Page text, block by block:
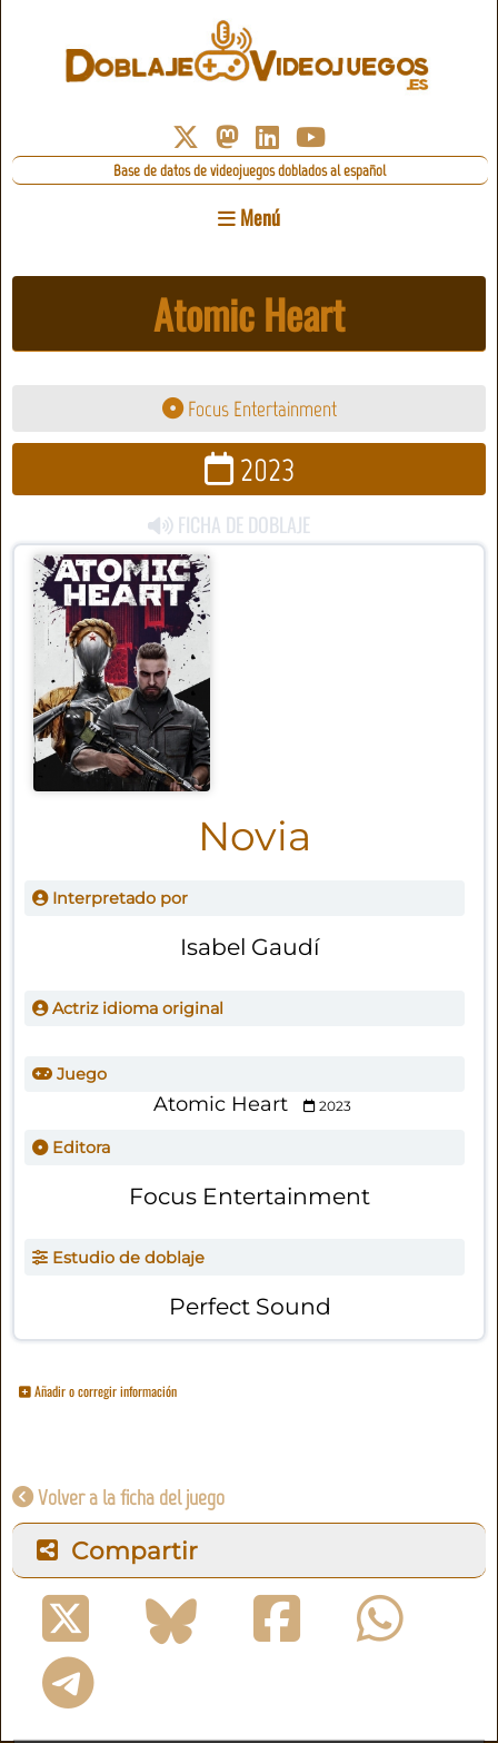
Base de datos de videojuegos doblados al español
Menú
Atomic Heart
Focus Entertainment
2023
FICHA DE DOBLAJE
Novia
Interpretado por
Isabel Gaudí
Actriz idioma original
Juego
Atomic Heart 2023
Editora
Focus Entertainment
Estudio de doblaje
Perfect Sound
Añadir o corregir información
Volver a la ficha del juego
Compartir